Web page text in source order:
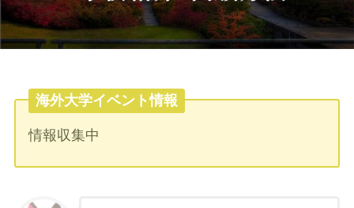
海外大学イベント情報
情報収集中